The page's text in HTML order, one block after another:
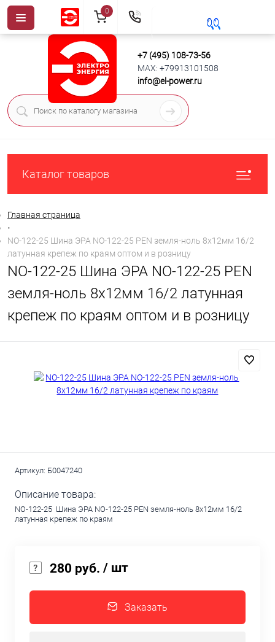
+7 (495) 108-73-56
MAX: +79913101508
info@el-power.ru
Каталог товаров
Главная страница
•
NO-122-25 Шина ЭРА NO-122-25 PEN земля-ноль 8х12мм 16/2
латунная крепеж по краям оптом и в розницу
NO-122-25 Шина ЭРА NO-122-25 PEN
земля-ноль 8х12мм 16/2 латунная
крепеж по краям оптом и в розницу
Артикул: Б0047240
Описание товара:
NO-122-25 Шина ЭРА NO-122-25 PEN земля-ноль 8х12мм 16/2
латунная крепеж по краям
280 руб. / шт
Заказать
0